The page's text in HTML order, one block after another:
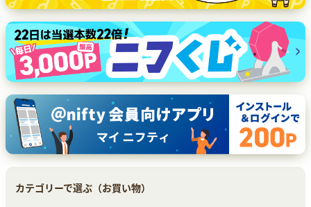
カテゴリーで選ぶ（お買い物）